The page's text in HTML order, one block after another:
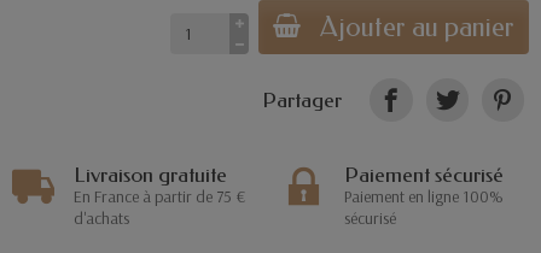
Ajouter au panier
Partager
Livraison gratuite
En France à partir de 75 €
d'achats
Paiement sécurisé
Paiement en ligne 100%
sécurisé